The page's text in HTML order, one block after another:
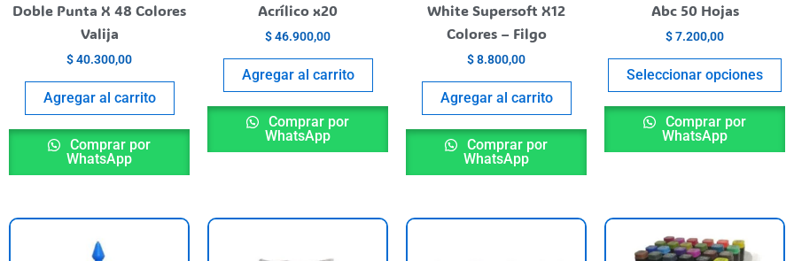
Doble Punta X 48 Colores
Valija
$40.300,00
Agregar al carrito
Comprar por
WhatsApp
Acrílico x20
$46.900,00
Agregar al carrito
Comprar por
WhatsApp
White Supersoft X12
Colores – Filgo
$8.800,00
Agregar al carrito
Comprar por
WhatsApp
Abc 50 Hojas
$7.200,00
Seleccionar opciones
Comprar por
WhatsApp
This